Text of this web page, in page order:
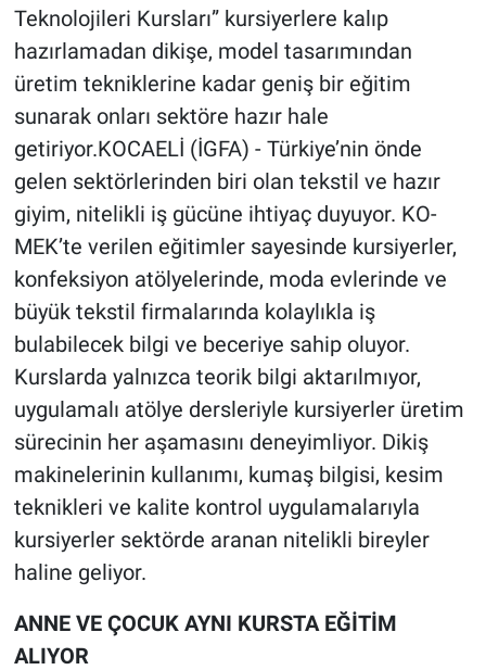
Teknolojileri Kursları” kursiyerlere kalıp
hazırlamadan dikişe, model tasarımından
üretim tekniklerine kadar geniş bir eğitim
sunarak onları sektöre hazır hale
getiriyor.KOCAELİ (İGFA) - Türkiye’nin önde
gelen sektörlerinden biri olan tekstil ve hazır
giyim, nitelikli iş gücüne ihtiyaç duyuyor. KO-
MEK’te verilen eğitimler sayesinde kursiyerler,
konfeksiyon atölyelerinde, moda evlerinde ve
büyük tekstil firmalarında kolaylıkla iş
bulabilecek bilgi ve beceriye sahip oluyor.
Kurslarda yalnızca teorik bilgi aktarılmıyor,
uygulamalı atölye dersleriyle kursiyerler üretim
sürecinin her aşamasını deneyimliyor. Dikiş
makinelerinin kullanımı, kumaş bilgisi, kesim
teknikleri ve kalite kontrol uygulamalarıyla
kursiyerler sektörde aranan nitelikli bireyler
haline geliyor.
ANNE VE ÇOCUK AYNI KURSTA EĞİTİM
ALIYOR